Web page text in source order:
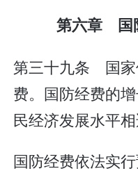
第六章 国
第三十九条 国家
费。国防经费的
民经济发展水平相
国防经费依法实行